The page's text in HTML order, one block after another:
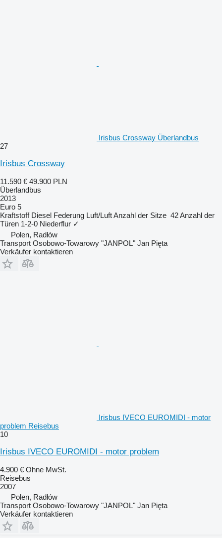
Irisbus Crossway Überlandbus
27
Irisbus Crossway
11.590 € 49.900 PLN
Überlandbus
2013
Euro 5
Kraftstoff Diesel Federung Luft/LuftAnzahl der Sitze 42Anzahl der
Türen 1-2-0 Niederflur ✓
Polen, Radłów
Transport Osobowo-Towarowy "JANPOL" Jan Pięta
Verkäufer kontaktieren
Irisbus IVECO EUROMIDI - motor
problem Reisebus
10
Irisbus IVECO EUROMIDI - motor problem
4.900 € Ohne MwSt.
Reisebus
2007
Polen, Radłów
Transport Osobowo-Towarowy "JANPOL" Jan Pięta
Verkäufer kontaktieren